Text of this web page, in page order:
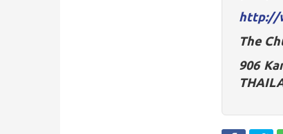
http://
The
906